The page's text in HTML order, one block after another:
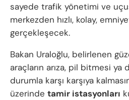
sayede trafik yönetimi ve
merkezden hızlı, kolay,
gerçekleşecek.
Bakan Uraloğlu, belirlenen
araçların arıza, pil bitmesi ya
durumla karşı karşıya
üzerinde tamir istasyonları